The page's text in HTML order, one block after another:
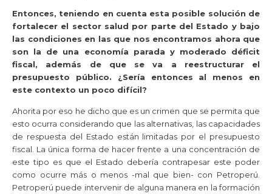
Entonces, teniendo en cuenta esta posible solución de
fortalecer el sector salud por parte del Estado y bajo
las condiciones en las que nos encontramos ahora que
son la de una economía parada y moderado déficit
fiscal, además de que se va a reestructurar el
presupuesto público. ¿Sería entonces al menos en
este contexto un poco difícil?
Ahorita por eso he dicho que es un crimen que se permita que
esto ocurra considerando que las alternativas, las capacidades
de respuesta del Estado están limitadas por el presupuesto
fiscal. La única forma de hacer frente a una concentración de
este tipo es que el Estado debería contrapesar este poder
como ocurre más o menos -mal que bien- con Petroperú.
Petroperú puede intervenir de alguna manera en la formación